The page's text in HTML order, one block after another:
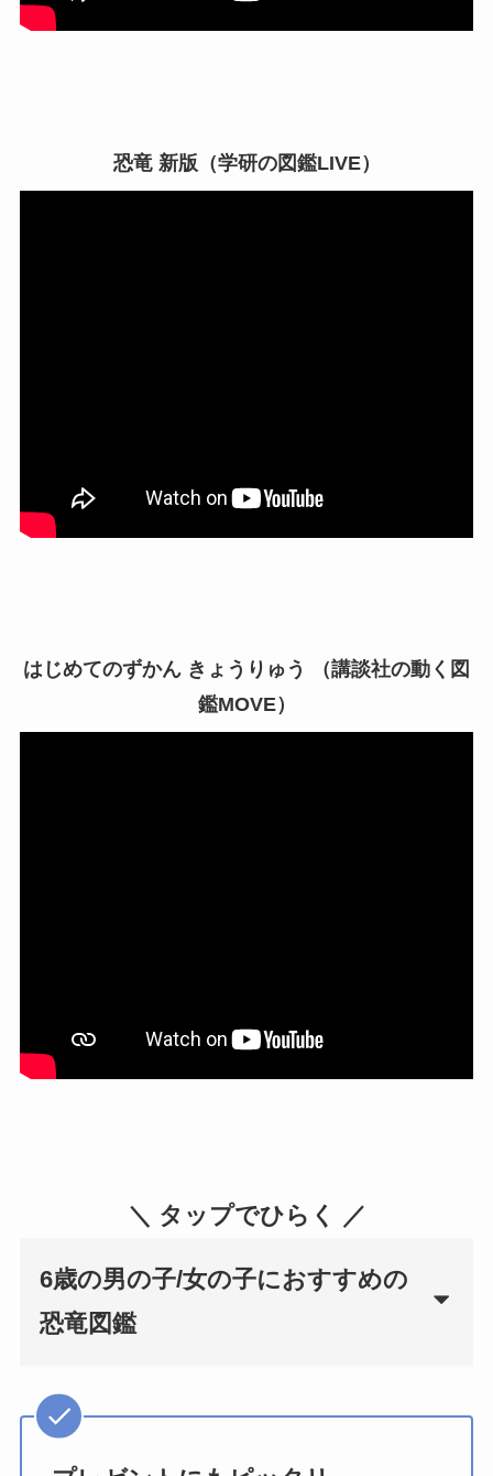
恐竜 新版（学研の図鑑LIVE）
はじめてのずかん きょうりゅう （講談社の動く図
鑑MOVE）
＼ タップでひらく ／
6歳の男の子/女の子におすすめの
恐竜図鑑